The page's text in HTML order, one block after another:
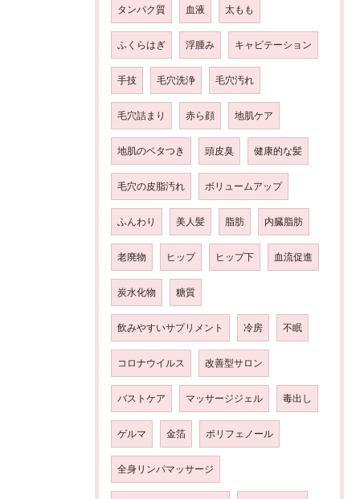
タンパク質 血液 太もも
ふくらはぎ 浮腫み キャビテーション
手技 毛穴洗浄 毛穴汚れ
毛穴詰まり 赤ら顔 地肌ケア
地肌のベタつき 頭皮臭 健康的な髪
毛穴の皮脂汚れ ボリュームアップ
ふんわり 美人髪 脂肪 内臓脂肪
老廃物 ヒップ ヒップ下 血流促進
炭水化物 糖質
飲みやすいサプリメント 冷房 不眠
コロナウイルス 改善型サロン
バストケア マッサージジェル 毒出し
ゲルマ 金箔 ポリフェノール
全身リンパマッサージ